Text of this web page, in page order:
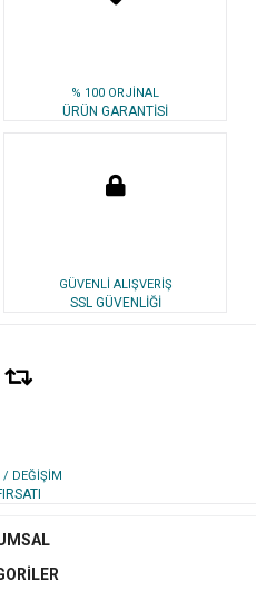
% 100 ORJİNAL
ÜRÜN GARANTİSİ
GÜVENLİ ALIŞVERİŞ
SSL GÜVENLİĞİ
/ DEĞİŞİM